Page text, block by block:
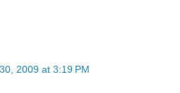
2009 at 3:19 PM